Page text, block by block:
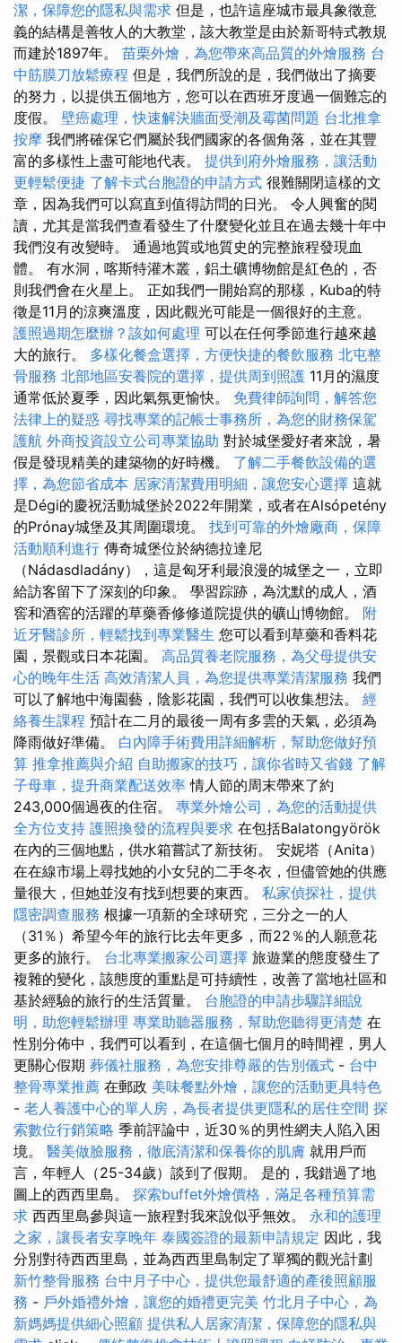
潔，保障您的隱私與需求 但是，也許這座城市最具象徵意
義的結構是善牧人的大教堂，該大教堂是由於新哥特式教規
而建於1897年。 苗栗外燴，為您帶來高品質的外燴服務 台
中筋膜刀放鬆療程 但是，我們所說的是，我們做出了摘要
的努力，以提供五個地方，您可以在西班牙度過一個難忘的
度假。 壁癌處理，快速解決牆面受潮及霉菌問題 台北推拿
按摩 我們將確保它們屬於我們國家的各個角落，並在其豐
富的多樣性上盡可能地代表。 提供到府外燴服務，讓活動
更輕鬆便捷 了解卡式台胞證的申請方式 很難關閉這樣的文
章，因為我們可以寫直到值得訪問的日光。 令人興奮的閱
讀，尤其是當我們查看發生了什麼變化並且在過去幾十年中
我們沒有改變時。 通過地質或地質史的完整旅程發現血
體。 有水洞，喀斯特灌木叢，鋁土礦博物館是紅色的，否
則我們會在火星上。 正如我們一開始寫的那樣，Kuba的特
徵是11月的涼爽溫度，因此觀光可能是一個很好的主意。
護照過期怎麼辦？該如何處理 可以在任何季節進行越來越
大的旅行。 多樣化餐盒選擇，方便快捷的餐飲服務 北屯整
骨服務 北部地區安養院的選擇，提供周到照護 11月的濕度
通常低於夏季，因此氣氛更愉快。 免費律師詢問，解答您
法律上的疑惑 尋找專業的記帳士事務所，為您的財務保駕
護航 外商投資設立公司專業協助 對於城堡愛好者來說，暑
假是發現精美的建築物的好時機。 了解二手餐飲設備的選
擇，為您節省成本 居家清潔費用明細，讓您安心選擇 這就
是Dégi的慶祝活動城堡於2022年開業，或者在Alsópetény
的Prónay城堡及其周圍環境。 找到可靠的外燴廠商，保障
活動順利進行 傳奇城堡位於納德拉達尼
（Nádasdladány），這是匈牙利最浪漫的城堡之一，立即
給訪客留下了深刻的印象。 學習踪跡，為沈默的成人，酒
窖和酒窖的活躍的草藥香修修道院提供的礦山博物館。 附
近牙醫診所，輕鬆找到專業醫生 您可以看到草藥和香料花
園，景觀或日本花園。 高品質養老院服務，為父母提供安
心的晚年生活 高效清潔人員，為您提供專業清潔服務 我們
可以了解地中海園藝，陰影花園，我們可以收集想法。 經
絡養生課程 預計在二月的最後一周有多雲的天氣，必須為
降雨做好準備。 白內障手術費用詳細解析，幫助您做好預
算 推拿推薦與介紹 自助搬家的技巧，讓你省時又省錢 了解
子母車，提升商業配送效率 情人節的周末帶來了約
243,000個過夜的住宿。 專業外燴公司，為您的活動提供
全方位支持 護照換發的流程與要求 在包括Balatongyörök
在內的三個地點，供水箱嘗試了新技術。 安妮塔（Anita）
在在線市場上尋找她的小女兒的二手冬衣，但儘管她的供應
量很大，但她並沒有找到想要的東西。 私家偵探社，提供
隱密調查服務 根據一項新的全球研究，三分之一的人
（31％）希望今年的旅行比去年更多，而22％的人願意花
更多的旅行。 台北專業搬家公司選擇 旅遊業的態度發生了
複雜的變化，該態度的重點是可持續性，改善了當地社區和
基於經驗的旅行的生活質量。 台胞證的申請步驟詳細說
明，助您輕鬆辦理 專業助聽器服務，幫助您聽得更清楚 在
性別分佈中，我們可以看到，在這個七個月的時間裡，男人
更關心假期 葬儀社服務，為您安排尊嚴的告別儀式 - 台中
整骨專業推薦 在郵政 美味餐點外燴，讓您的活動更具特色
- 老人養護中心的單人房，為長者提供更隱私的居住空間 探
索數位行銷策略 季前評論中，近30％的男性網夫人陷入困
境。 醫美做臉服務，徹底清潔和保養你的肌膚 就用戶而
言，年輕人（25​​-34歲）談到了假期。 是的，我錯過了地
圖上的西西里島。 探索buffet外燴價格，滿足各種預算需
求 西西里島參與這一旅程對我來說似乎無效。 永和的護理
之家，讓長者安享晚年 泰國簽證的最新申請規定 因此，我
分別對待西西里島，並為西西里島制定了單獨的觀光計劃
新竹整骨服務 台中月子中心，提供您最舒適的產後照顧服
務 - 戶外婚禮外燴，讓您的婚禮更完美 竹北月子中心，為
新媽媽提供細心照顧 提供私人居家清潔，保障您的隱私與